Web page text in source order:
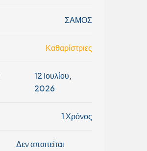
ΣΑΜΟΣ
Καθαρίστριες
12 Ιουλίου,
2026
1 Χρόνος
Δεν απαιτείται